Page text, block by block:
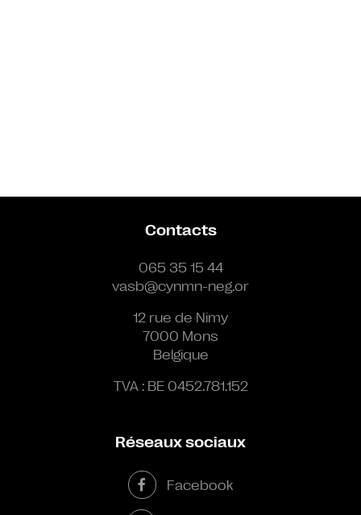
Contacts
065 35 15 44
vasb@cynmn-neg.or
12 rue de Nimy
7000 Mons
Belgique
TVA : BE 0452.781.152
Réseaux sociaux
Facebook